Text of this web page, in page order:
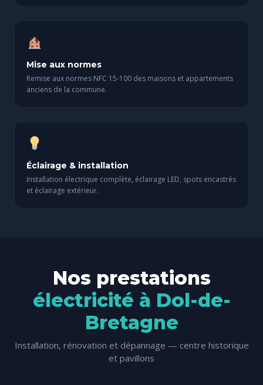
Mise aux normes
Remise aux normes NFC 15-100 des maisons et appartements
anciens de la commune.
Éclairage & installation
Installation électrique complète, éclairage LED, spots encastrés
et éclairage extérieur.
Nos prestations
électricité à Dol-de-
Bretagne
Installation, rénovation et dépannage — centre historique
et pavillons